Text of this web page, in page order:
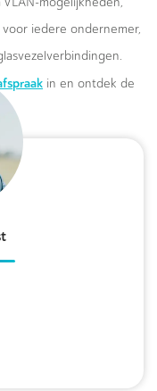
iedere ondernemer,
in en ontdek de